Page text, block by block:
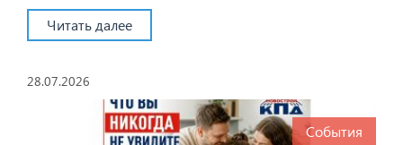
Читать далее
28.07.2026
События